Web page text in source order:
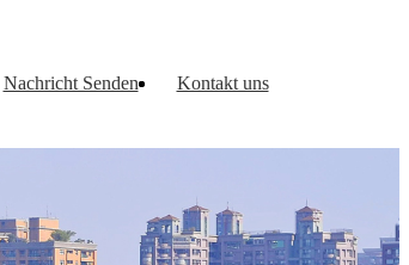
Nachricht Senden Kontakt uns